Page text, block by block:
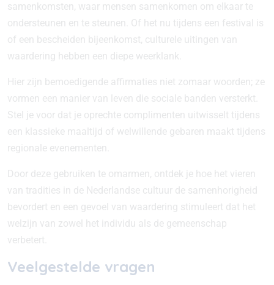
samenkomsten, waar mensen samenkomen om elkaar te
ondersteunen en te steunen. Of het nu tijdens een festival is
of een bescheiden bijeenkomst, culturele uitingen van
waardering hebben een diepe weerklank.
Hier zijn bemoedigende affirmaties niet zomaar woorden; ze
vormen een manier van leven die sociale banden versterkt.
Stel je voor dat je oprechte complimenten uitwisselt tijdens
een klassieke maaltijd of welwillende gebaren maakt tijdens
regionale evenementen.
Door deze gebruiken te omarmen, ontdek je hoe het vieren
van tradities in de Nederlandse cultuur de samenhorigheid
bevordert en een gevoel van waardering stimuleert dat het
welzijn van zowel het individu als de gemeenschap
verbetert.
Veelgestelde vragen